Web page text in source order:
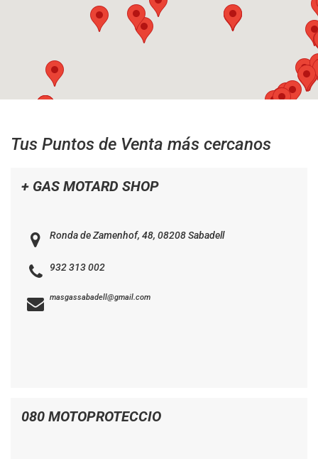
Tus Puntos de Venta más cercanos
+ GAS MOTARD SHOP
Ronda de Zamenhof, 48, 08208 Sabadell
932 313 002
masgassabadell@gmail.com
080 MOTOPROTECCIO